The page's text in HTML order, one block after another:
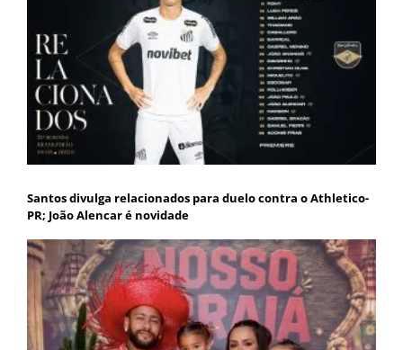
Santos divulga relacionados para duelo contra o Athletico-
PR; João Alencar é novidade